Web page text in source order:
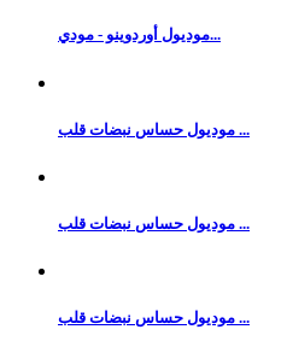
موديول أوردوينو - مودي...
موديول حساس نبضات قلب ...
موديول حساس نبضات قلب ...
موديول حساس نبضات قلب ...